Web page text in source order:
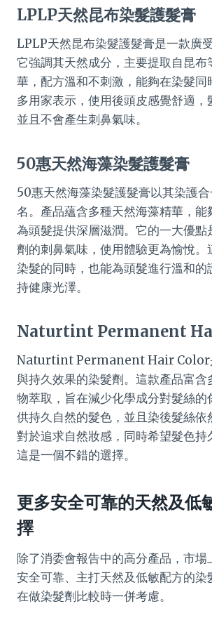
LPLP天然昆布染髮護髮膏
LPLP天然昆布染髮護髮膏是一款廣
它強調其天然成分，主要提取自昆布
華，配方溫和不刺激，能夠在染髮同
多用家表示，使用後頭皮感覺舒適，
並且不會產生刺鼻氣味。
50惠天然海藻染髮護髮膏
50惠天然海藻染髮護髮膏以其染護
名。產品蘊含多種天然海藻精華，能
為頭髮提供深層滋潤。它的一大優點
劑的刺鼻氣味，使用體驗更為愉悅。
染髮的同時，也能為頭髮進行溫和的
持健康光澤。
Naturtint Permanent
Naturtint Permanent Hair Color
與持久效果的染髮劑。這款產品富含
物萃取，旨在減少化學成分對髮絲的
供持久自然的髮色，並且染後髮絲依
對於追求自然妝感，同時希望髮色持
這是一個不錯的選擇。
更多安全可靠的天然及低
擇
除了消委會報告中的高分產品，市場
安全可靠、主打天然及低敏配方的染
在做染髮劑比較時一併考慮。